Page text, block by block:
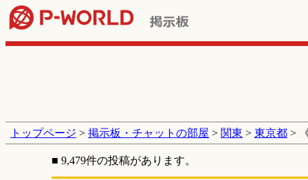
トップページ > 掲示板・チャットの部屋 > 関東 > 東京都 >
■ 9,479件の投稿があります。